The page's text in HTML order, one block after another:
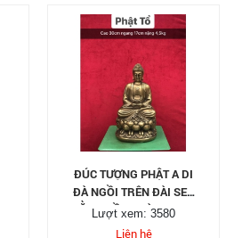
ĐÚC TƯỢNG PHẬT A DI
ĐÀ NGỒI TRÊN ĐÀI SEN
BẰNG ĐỒNG VÀNG HUN
XANH
Lượt xem: 3580
Liên hệ